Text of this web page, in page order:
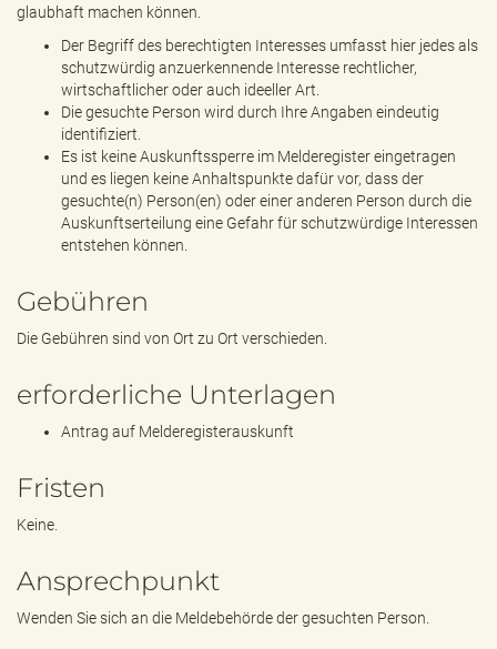
glaubhaft machen können.
Der Begriff des berechtigten Interesses umfasst hier jedes als
schutzwürdig anzuerkennende Interesse rechtlicher,
wirtschaftlicher oder auch ideeller Art.
Die gesuchte Person wird durch Ihre Angaben eindeutig
identifiziert.
Es ist keine Auskunftssperre im Melderegister eingetragen
und es liegen keine Anhaltspunkte dafür vor, dass der
gesuchte(n) Person(en) oder einer anderen Person durch die
Auskunftserteilung eine Gefahr für schutzwürdige Interessen
entstehen können.
Gebühren
Die Gebühren sind von Ort zu Ort verschieden.
erforderliche Unterlagen
Antrag auf Melderegisterauskunft
Fristen
Keine.
Ansprechpunkt
Wenden Sie sich an die Meldebehörde der gesuchten Person.